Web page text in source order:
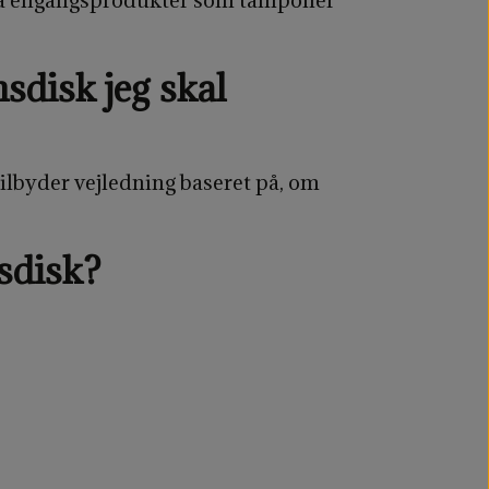
jeg skal
vejledning baseret på, om